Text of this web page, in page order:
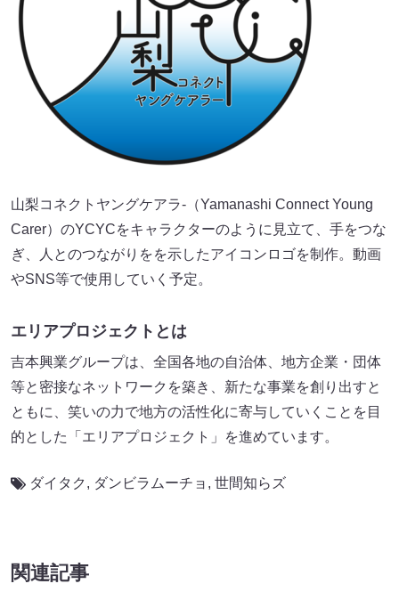
山梨コネクトヤングケアラ-（Yamanashi Connect Young
Carer）のYCYCをキャラクターのように見立て、手をつな
ぎ、人とのつながりをを示したアイコンロゴを制作。動画
やSNS等で使用していく予定。
エリアプロジェクトとは
吉本興業グループは、全国各地の自治体、地方企業・団体
等と密接なネットワークを築き、新たな事業を創り出すと
ともに、笑いの力で地方の活性化に寄与していくことを目
的とした「エリアプロジェクト」を進めています。
ダイタク , ダンビラムーチョ , 世間知らズ
関連記事